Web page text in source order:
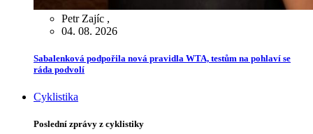
Petr Zajíc ,
04. 08. 2026
Sabalenková podpořila nová pravidla WTA, testům na pohlaví se
ráda podvolí
Cyklistika
Poslední zprávy z cyklistiky